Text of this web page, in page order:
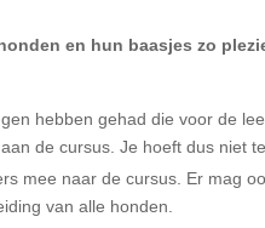
en hun baasjes zo
hebben gehad die voor de
de cursus. Je hoeft dus niet
mee naar de cursus. Er mag
van alle honden.